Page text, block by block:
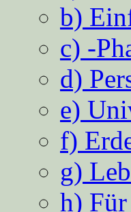
b)
c) -
d)
e)
f)
g)
h)